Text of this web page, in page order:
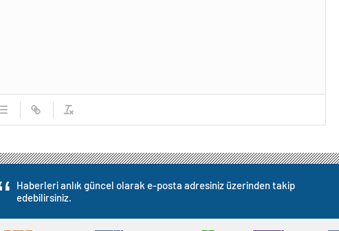
Haberleri anlık güncel olarak e-posta adresiniz üzerinden takip
edebilirsiniz.